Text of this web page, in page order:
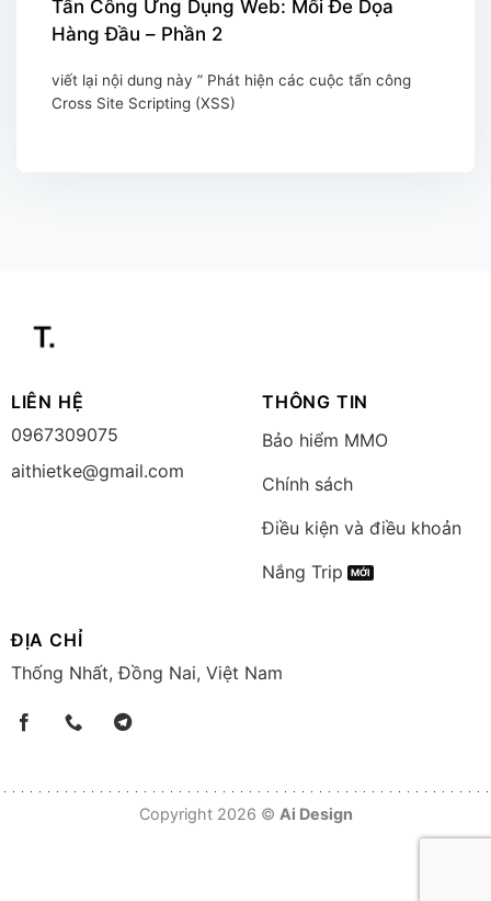
Tấn Công Ứng Dụng Web: Mối Đe Dọa
Hàng Đầu – Phần 2
viết lại nội dung này ” Phát hiện các cuộc tấn công
Cross Site Scripting (XSS)
LIÊN HỆ
0967309075
aithietke@gmail.com
THÔNG TIN
Bảo hiểm MMO
Chính sách
Điều kiện và điều khoản
Nắng Trip
ĐỊA CHỈ
Thống Nhất, Đồng Nai, Việt Nam
Copyright 2026 © Ai Design